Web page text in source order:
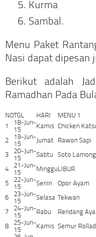
Kurma
Sambal.
Menu Paket
Nasi dapat dipesan
Berikut adalah
Ramadhan Pada
NOTGL HARI MENU 1
1
18-Jun-
15
Kamis Chicken
2
19-Jun-
15
Jumat Rawon Sapi
3
20-Jun-
15
Sabtu Soto
4
21-Jun-
15
Minggu LIBUR
5
22-Jun-
15
Senin Opor Ayam
6
23-Jun-
15
Selasa Tekwan
7
24-Jun-
15
Rabu Rendang
8
25-Jun-
15
Kamis Semur